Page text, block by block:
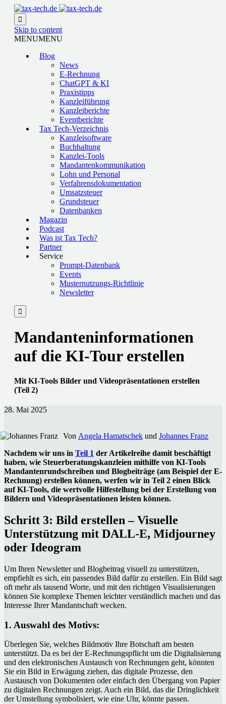

Skip to content
MENUMENU
Blog
News
E-Rechnung
ChatGPT & KI
Praxistipps
Kanzleiführung
Kanzleiberichte
Eventberichte
Tax Tech-Verzeichnis
Kanzleisoftware
Buchhaltung
Kanzlei-Tools
Mandantenkommunikation
Lohn und Personal
Verfahrensdokumentation
Umsatzsteuer
Grundsteuer
Datenbanken
Magazin
Podcast
Was ist Tax Tech?
Partner
Service
Prompt-Datenbank
Events
Musternutzungs-Richtlinie
Newsletter

Mandanteninformationen
auf die KI-Tour erstellen
Mit KI-Tools Bilder und Videopräsentationen erstellen
(Teil 2)
28. Mai 2025
Von Angela Hamatschek und Johannes Franz
Nachdem wir uns in Teil 1 der Artikelreihe damit beschäftigt
haben, wie Steuerberatungskanzleien mithilfe von KI-Tools
Mandantenrundschreiben und Blogbeiträge (am Beispiel der E-
Rechnung) erstellen können, werfen wir in Teil 2 einen Blick
auf KI-Tools, die wertvolle Hilfestellung bei der Erstellung von
Bildern und Videopräsentationen leisten können.
Schritt 3: Bild erstellen – Visuelle
Unterstützung mit DALL-E, Midjourney
oder Ideogram
Um Ihren Newsletter und Blogbeitrag visuell zu unterstützen,
empfiehlt es sich, ein passendes Bild dafür zu erstellen. Ein Bild sagt
oft mehr als tausend Worte, und mit den richtigen Visualisierungen
können Sie komplexe Themen leichter verständlich machen und das
Interesse Ihrer Mandantschaft wecken.
1. Auswahl des Motivs:
Überlegen Sie, welches Bildmotiv Ihre Botschaft am besten
unterstützt. Da es bei der E-Rechnungspflicht um die Digitalisierung
und den elektronischen Austausch von Rechnungen geht, könnten
Sie ein Bild in Erwägung ziehen, das digitale Prozesse, den
Austausch von Dokumenten oder einfach den Übergang von Papier
zu digitalen Rechnungen zeigt. Auch ein Bild, das die Dringlichkeit
der Umstellung symbolisiert, wie eine Uhr, könnte passen.